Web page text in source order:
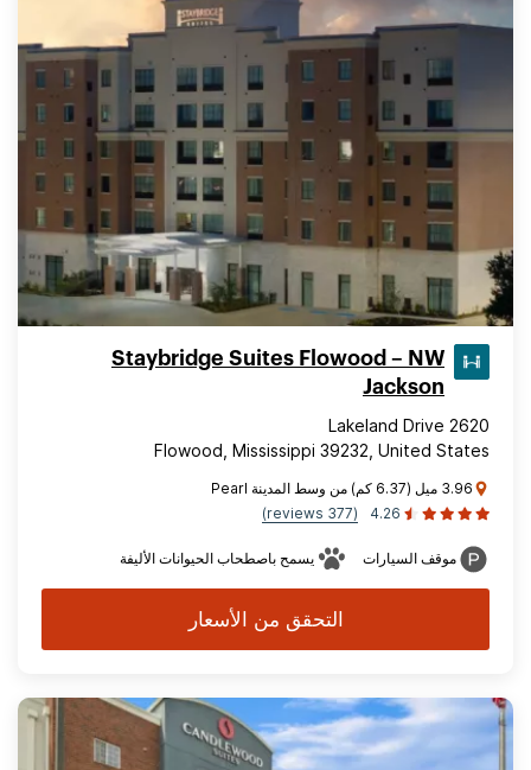
Staybridge Suites Flowood – NW
Jackson
2620 Lakeland Drive
Flowood, Mississippi 39232, United States
3.96 ميل (6.37 كم) من وسط المدينة Pearl
4.26
(377 reviews)
موقف السيارات يسمح باصطحاب الحيوانات الأليفة
التحقق من الأسعار